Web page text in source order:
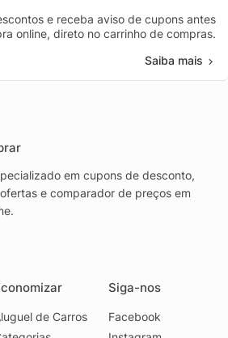
e receba aviso de cupons antes
online, direto no carrinho de compras.
Saiba mais
em cupons de desconto,
e comparador de preços em
de Carros
Siga-nos
Facebook